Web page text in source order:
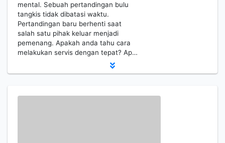
mental. Sebuah pertandingan bulu
tangkis tidak dibatasi waktu.
Pertandingan baru berhenti saat
salah satu pihak keluar menjadi
pemenang. Apakah anda tahu cara
melakukan servis dengan tepat? Ap…